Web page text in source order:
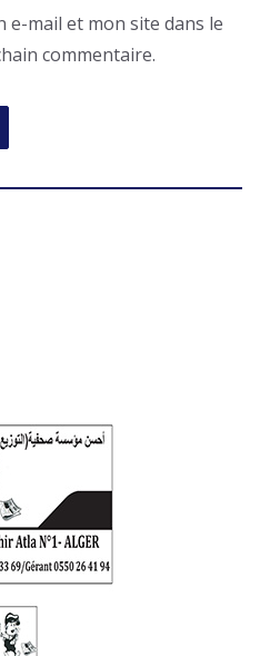
mail et mon site dans le
commentaire.